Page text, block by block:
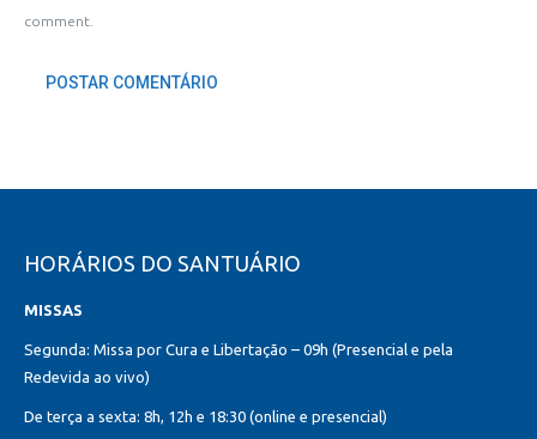
comment.
POSTAR COMENTÁRIO
HORÁRIOS DO SANTUÁRIO
MISSAS
Segunda: Missa por Cura e Libertação – 09h (Presencial e pela
Redevida ao vivo)
De terça a sexta: 8h, 12h e 18:30 (online e presencial)